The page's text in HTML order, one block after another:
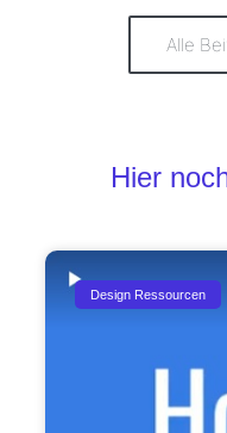
Alle
Hier
Design Ressourcen